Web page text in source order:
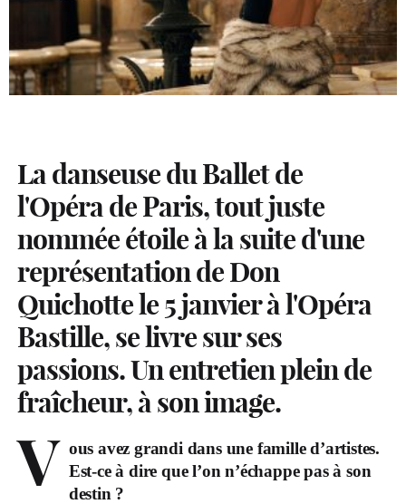
La danseuse du Ballet de
l'Opéra de Paris, tout juste
nommée étoile à la suite d'une
représentation de Don
Quichotte le 5 janvier à l'Opéra
Bastille, se livre sur ses
passions. Un entretien plein de
fraîcheur, à son image.
V ous avez grandi dans une famille d’artistes.
Est-ce à dire que l’on n’échappe pas à son
destin ?